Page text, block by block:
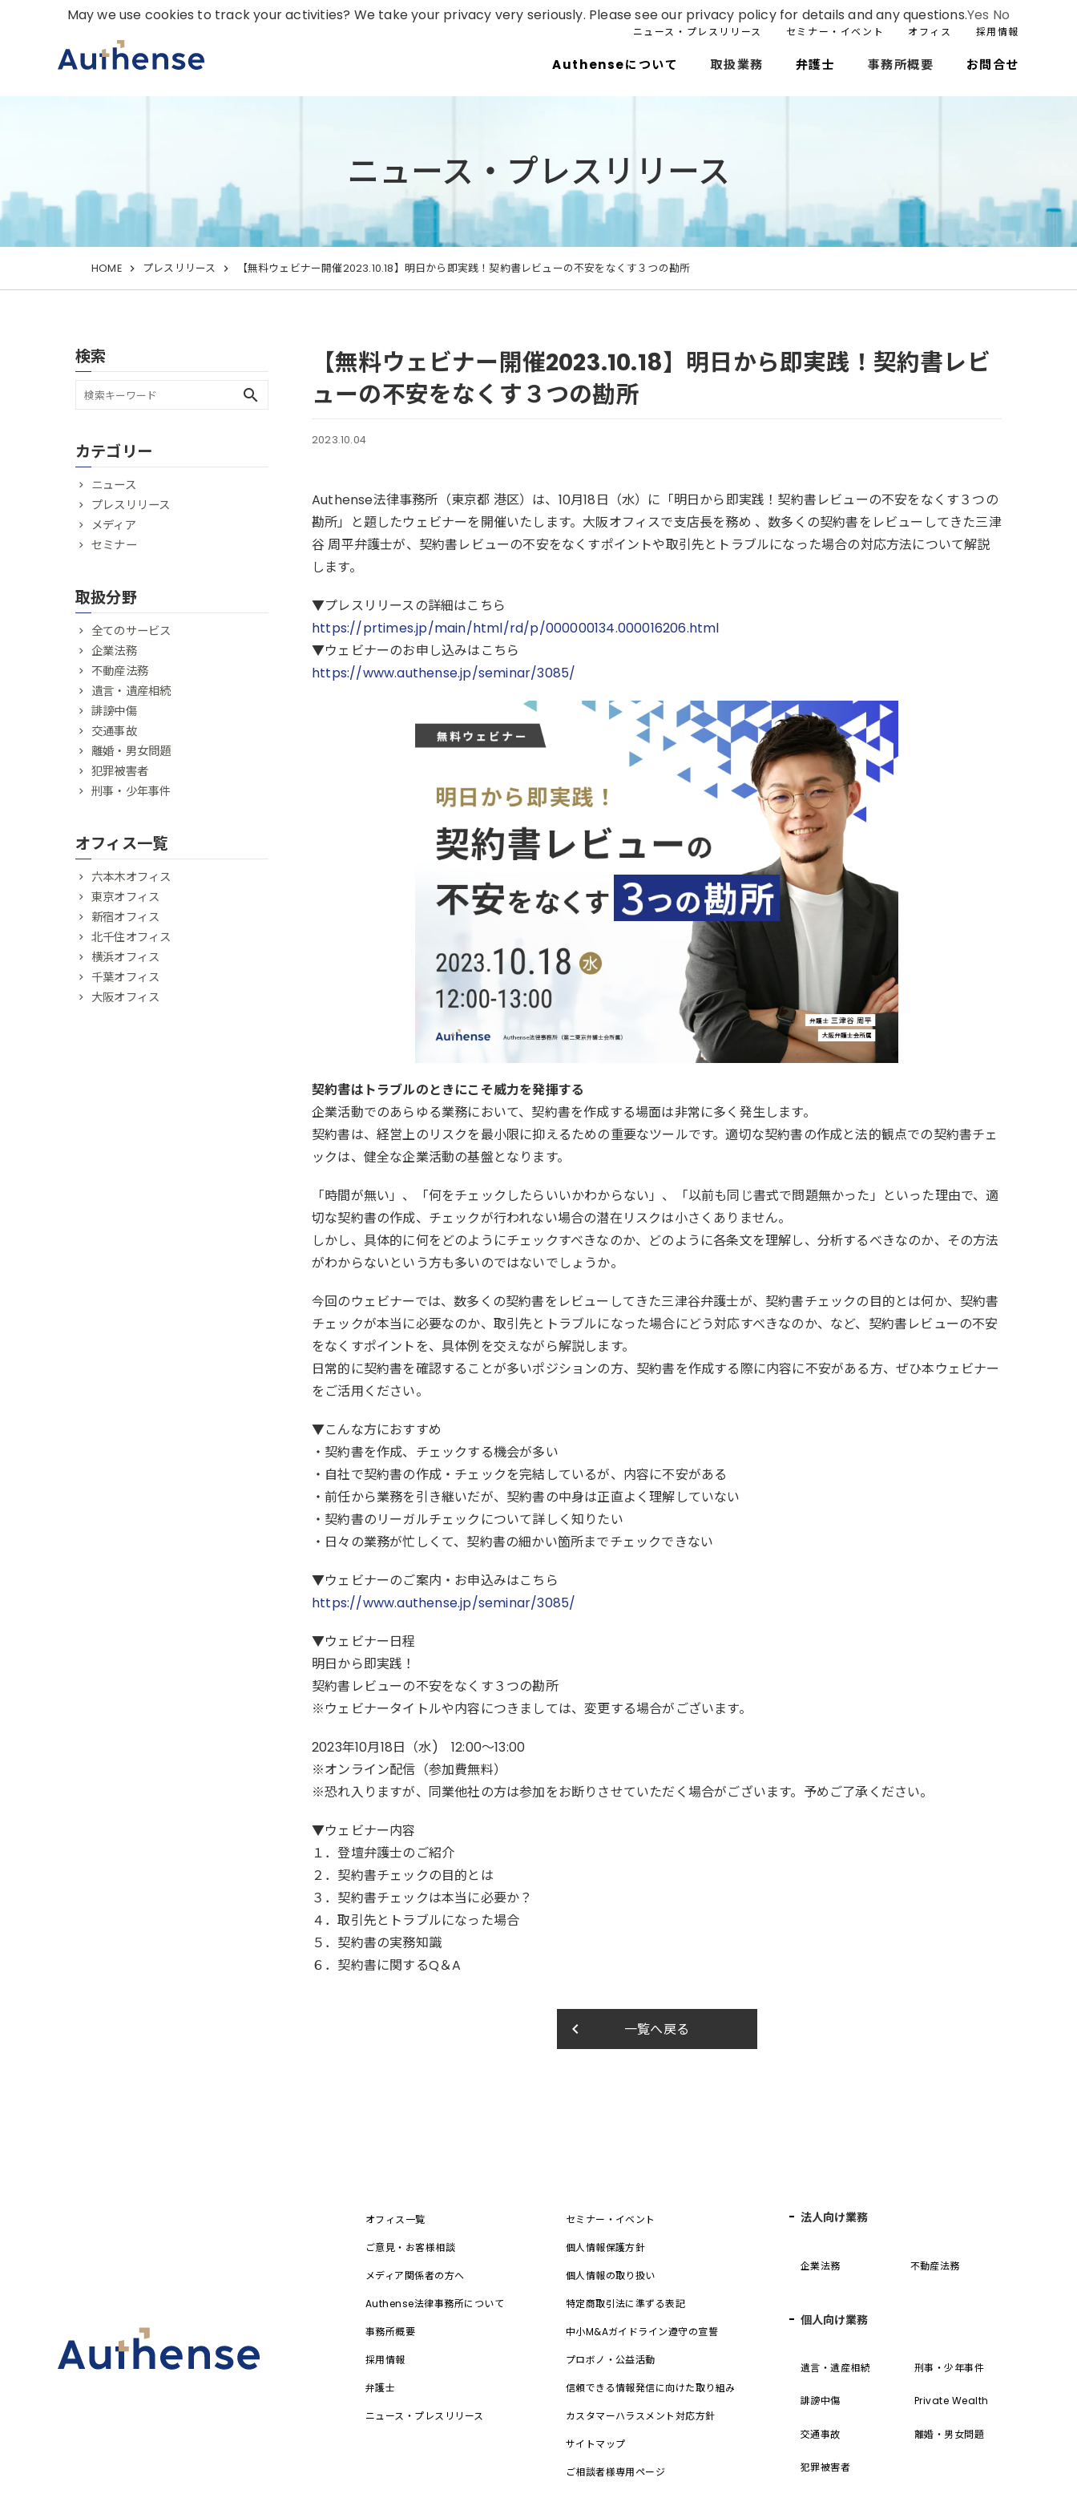
ニュース・プレスリリース セミナー・イベント オフィス 採用情報
Authenseについて 取扱業務 弁護士 事務所概要 お問合せ
ニュース・プレスリリース
HOME プレスリリース 【無料ウェビナー開催2023.10.18】明日から即実践！契約書レビューの不安をなくす３つの勘所
【無料ウェビナー開催2023.10.18】明日から即実践！契約書レビ
ューの不安をなくす３つの勘所
2023.10.04
Authense法律事務所（東京都 港区）は、10月18日（水）に「明日から即実践！契約書レビューの不安をなくす３つの
勘所」と題したウェビナーを開催いたします。大阪オフィスで支店長を務め 、数多くの契約書をレビューしてきた三津
谷 周平弁護士が、契約書レビューの不安をなくすポイントや取引先とトラブルになった場合の対応方法について解説
します。
▼プレスリリースの詳細はこちら
https://prtimes.jp/main/html/rd/p/000000134.000016206.html
▼ウェビナーのお申し込みはこちら
https://www.authense.jp/seminar/3085/
契約書はトラブルのときにこそ威力を発揮する
企業活動でのあらゆる業務において、契約書を作成する場面は非常に多く発生します。
契約書は、経営上のリスクを最小限に抑えるための重要なツールです。適切な契約書の作成と法的観点での契約書チェ
ックは、健全な企業活動の基盤となります。
「時間が無い」、「何をチェックしたらいいかわからない」、「以前も同じ書式で問題無かった」といった理由で、適
切な契約書の作成、チェックが行われない場合の潜在リスクは小さくありません。
しかし、具体的に何をどのようにチェックすべきなのか、どのように各条文を理解し、分析するべきなのか、その方法
がわからないという方も多いのではないでしょうか。
今回のウェビナーでは、数多くの契約書をレビューしてきた三津谷弁護士が、契約書チェックの目的とは何か、契約書
チェックが本当に必要なのか、取引先とトラブルになった場合にどう対応すべきなのか、など、契約書レビューの不安
をなくすポイントを、具体例を交えながら解説します。
日常的に契約書を確認することが多いポジションの方、契約書を作成する際に内容に不安がある方、ぜひ本ウェビナー
をご活用ください。
▼こんな方におすすめ
・契約書を作成、チェックする機会が多い
・自社で契約書の作成・チェックを完結しているが、内容に不安がある
・前任から業務を引き継いだが、契約書の中身は正直よく理解していない
・契約書のリーガルチェックについて詳しく知りたい
・日々の業務が忙しくて、契約書の細かい箇所までチェックできない
▼ウェビナーのご案内・お申込みはこちら
https://www.authense.jp/seminar/3085/
▼ウェビナー日程
明日から即実践！
契約書レビューの不安をなくす３つの勘所
※ウェビナータイトルや内容につきましては、変更する場合がございます。
2023年10月18日（水) 12:00～13:00
※オンライン配信（参加費無料）
※恐れ入りますが、同業他社の方は参加をお断りさせていただく場合がございます。予めご了承ください。
▼ウェビナー内容
１．登壇弁護士のご紹介
２．契約書チェックの目的とは
３．契約書チェックは本当に必要か？
４．取引先とトラブルになった場合
５．契約書の実務知識
６．契約書に関するQ＆A
一覧へ戻る
keyboard_arrow_left
検索
search
カテゴリー
ニュース
プレスリリース
メディア
セミナー
取扱分野
全てのサービス
企業法務
不動産法務
遺言・遺産相続
誹謗中傷
交通事故
離婚・男女問題
犯罪被害者
刑事・少年事件
オフィス一覧
六本木オフィス
東京オフィス
新宿オフィス
北千住オフィス
横浜オフィス
千葉オフィス
大阪オフィス
オフィス一覧
ご意見・お客様相談
メディア関係者の方へ
Authense法律事務所について
事務所概要
採用情報
弁護士
ニュース・プレスリリース
セミナー・イベント
個人情報保護方針
個人情報の取り扱い
特定商取引法に準ずる表記
中小M&Aガイドライン遵守の宣誓
プロボノ・公益活動
信頼できる情報発信に向けた取り組み
カスタマーハラスメント対応方針
サイトマップ
ご相談者様専用ページ
法人向け業務
企業法務 不動産法務
個人向け業務
遺言・遺産相続 刑事・少年事件
誹謗中傷 Private Wealth
交通事故 離婚・男女問題
犯罪被害者
May we use cookies to track your activities? We take your privacy very seriously. Please see our privacy policy for details and any questions.Yes No